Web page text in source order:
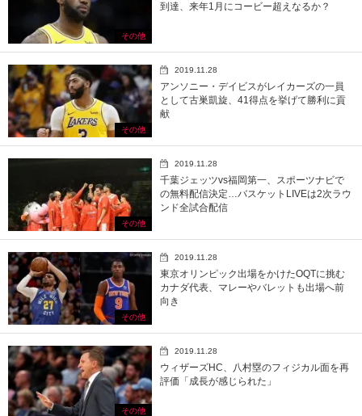
その他
到達、来年1月にコービー超えなるか？
その他
2019.11.28
アンソニー・デイビスがレイカーズの一員
として古巣凱旋、41得点を挙げて勝利に貢
献
その他
2019.11.28
千葉ジェッツvs福岡第一、スポーツナビで
の無料配信決定…バスケットLIVEは2次ラウ
ンド全試合配信
その他
2019.11.28
東京オリンピック出場をかけたOQTに挑む
カナダ代表、マレーやバレットも出場へ前
向き
その他
2019.11.28
ウィザーズHC、八村塁のフィジカル面を再
評価「成長が感じられた」